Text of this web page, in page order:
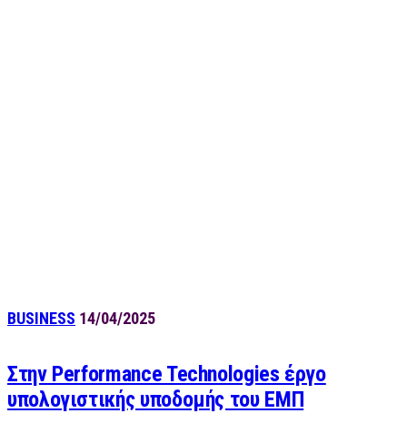
BUSINESS 14/04/2025
Στην Performance Technologies έργο
υπολογιστικής υποδομής του ΕΜΠ